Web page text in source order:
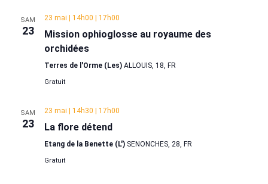
SAM
23
23 mai | 14h00 | 17h00
Mission ophioglosse au royaume des
orchidées
Terres de l'Orme (Les) ALLOUIS, 18, FR
Gratuit
SAM
23
23 mai | 14h30 | 17h00
La flore détend
Etang de la Benette (L') SENONCHES, 28, FR
Gratuit